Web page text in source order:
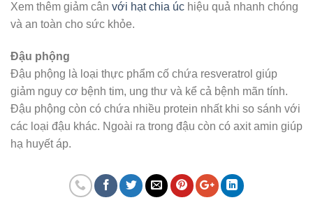
Xem thêm giảm cân với hạt chia úc hiệu quả nhanh chóng
và an toàn cho sức khỏe.
Đậu phộng
Đậu phộng là loại thực phẩm cố chứa resveratrol giúp
giảm nguy cơ bệnh tim, ung thư và kể cả bệnh mãn tính.
Đậu phộng còn có chứa nhiều protein nhất khi so sánh với
các loại đậu khác. Ngoài ra trong đậu còn có axit amin giúp
hạ huyết áp.